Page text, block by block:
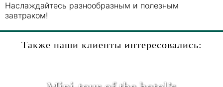
Наслаждайтесь разнообразным и полезным
завтраком!
Также наши клиенты интересовались: